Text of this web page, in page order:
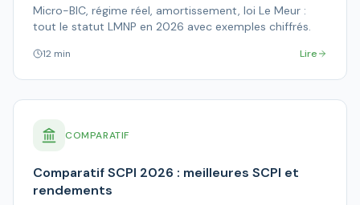
Micro-BIC, régime réel, amortissement, loi Le Meur :
tout le statut LMNP en 2026 avec exemples chiffrés.
12 min Lire
COMPARATIF
Comparatif SCPI 2026 : meilleures SCPI et
rendements